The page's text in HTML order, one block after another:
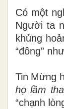
Có một
Người ta
khủng
“đông”
Tin Mừng
họ lầm
“chạnh